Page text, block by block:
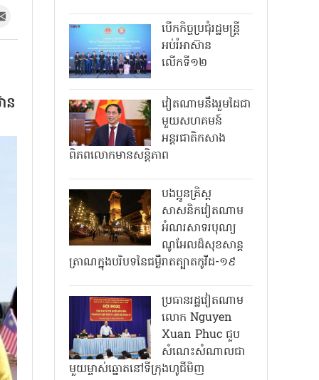
ន
បើកកិច្ចប្រជុំរដ្ឋមន្ត្រី
អប់រំអាស៊ាន
លើកទី១២
វៀតណាមនឹងរួមដៃជា
មួយសហគមន៍
អន្តរជាតិកសាង
ពិភពលោកមានសន្តិភាព
បងប្អូនគ្រិស្ត
សាសនិកវៀតណាម
អំណរសាទរបុណ្យ
ណូអែលដ៏សុខសាន្ត
ត្រាណក្នុងបរិបទនៃជម្ងឺរាតត្បាតកូវីដ-១៩
ប្រធានរដ្ឋវៀតណាម
លោក Nguyen
Xuan Phuc ជួប
សំណេះសំណាលជា
មួយម្ចាស់ឆ្នោតនៅទីក្រុងហូជីមិញ